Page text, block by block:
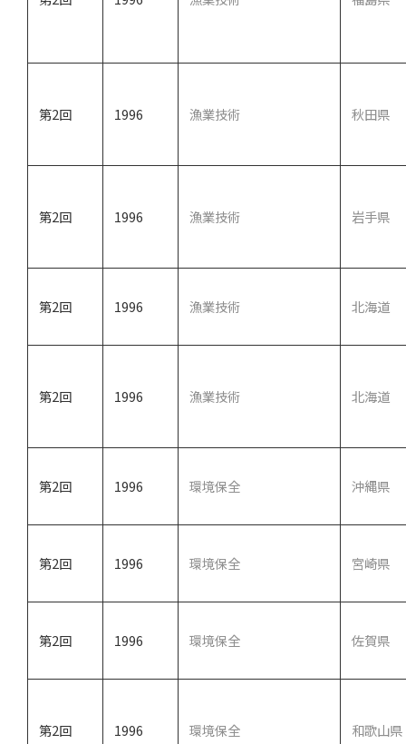
第2回 1996 漁業技術 秋田県
第2回 1996 漁業技術 岩手県
第2回 1996 漁業技術 北海道
第2回 1996 漁業技術 北海道
第2回 1996 環境保全 沖縄県
第2回 1996 環境保全 宮崎県
第2回 1996 環境保全 佐賀県
第2回 1996 環境保全 和歌山県